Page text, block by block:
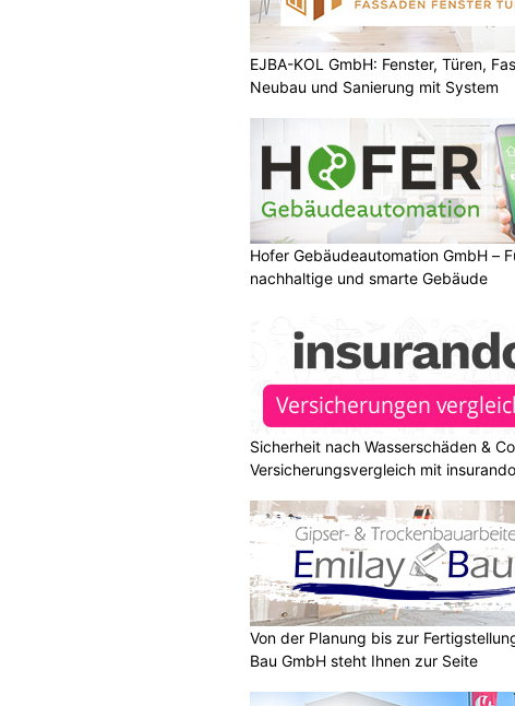
EJBA-KOL GmbH: Fenster, Türen,
Neubau und Sanierung mit System
Hofer Gebäudeautomation GmbH –
nachhaltige und smarte Gebäude
Sicherheit nach Wasserschäden &
Versicherungsvergleich mit
Von der Planung bis zur
Bau GmbH steht Ihnen zur Seite